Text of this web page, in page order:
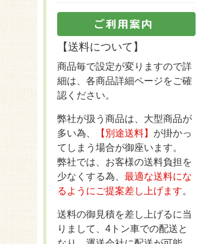
【送料について】
商品毎で設定が変りますので詳
細は、各商品詳細ページをご確
認ください。
弊社が扱う商品は、大型商品が
多い為、
【別途送料】 が掛かっ
てしまう場合が御座います。
弊社では、お客様の送料負担を
少なくする為、 最適な送料にな
るようにご提案差し上げます。
送料の御見積を差し上げるに当
りまして、4トン車での配送と